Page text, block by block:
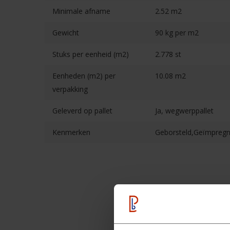
Minimale afname 2.52 m2
Gewicht 90 kg per m2
Stuks per eenheid (m2) 2.778 st
Eenheden (m2) per
verpakking
10.08 m2
Geleverd op pallet Ja, wegwerppallet
Kenmerken